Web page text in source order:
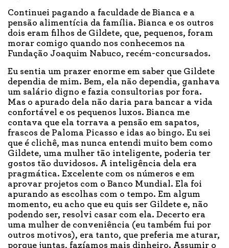
Continuei pagando a faculdade de Bianca e a
pensão alimentícia da família. Bianca e os outros
dois eram filhos de Gildete, que, pequenos, foram
morar comigo quando nos conhecemos na
Fundação Joaquim Nabuco, recém-concursados.
Eu sentia um prazer enorme em saber que Gildete
dependia de mim. Bem, ela não dependia, ganhava
um salário digno e fazia consultorias por fora.
Mas o apurado dela não daria para bancar a vida
confortável e os pequenos luxos. Bianca me
contava que ela torrava a pensão em sapatos,
frascos de Paloma Picasso e idas ao bingo. Eu sei
que é clichê, mas nunca entendi muito bem como
Gildete, uma mulher tão inteligente, poderia ter
gostos tão duvidosos. A inteligência dela era
pragmática. Excelente com os números e em
aprovar projetos com o Banco Mundial. Ela foi
apurando as escolhas com o tempo. Em algum
momento, eu acho que eu quis ser Gildete e, não
podendo ser, resolvi casar com ela. Decerto era
uma mulher de conveniência (eu também fui por
outros motivos), era tanto, que preferia me aturar,
porque juntas, fazíamos mais dinheiro. Assumir o